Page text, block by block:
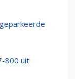
800 uit